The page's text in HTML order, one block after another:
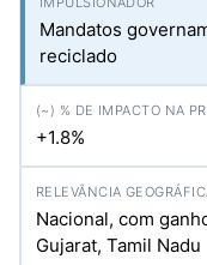
Mandatos
reciclado
+1.8%
Nacional, com
Gujarat, Tamil Nadu